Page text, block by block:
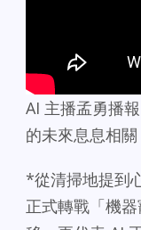
AI 主播孟勇播
的未來息息相關
*從清掃地提到
正式轉戰「機